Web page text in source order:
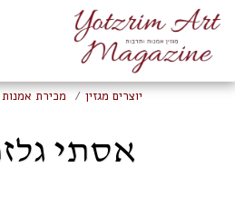
יוצרים מגזין מכירת אמנות
אסתי